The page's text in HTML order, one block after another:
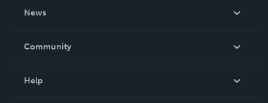
News
In The News
Community
Help